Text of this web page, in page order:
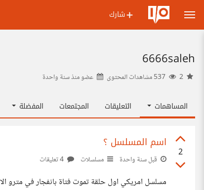
شارك
6666saleh
عضو منذسنة واحدة
المساهمات التعليقات المجتمعات المفضلة
2
اسم المسلسل ؟
قبل سنة واحدة مسلسلات
مسلسل امريكي اول حلقة تموت فتاة بانفجار في مترو